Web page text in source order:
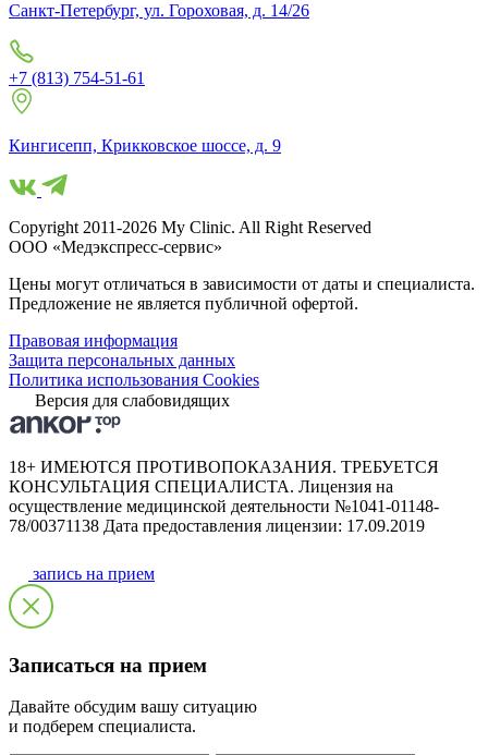
Санкт-Петербург, ул. Гороховая, д. 14/26
+7 (813) 754-51-61
Кингисепп, Крикковское шоссе, д. 9
Copyright 2011-2026 My Clinic. All Right Reserved
ООО «Медэкспресс-сервис»
Цены могут отличаться в зависимости от даты и специалиста.
Предложение не является публичной офертой.
Правовая информация
Защита персональных данных
Политика использования Cookies
Версия для слабовидящих
18+ ИМЕЮТСЯ ПРОТИВОПОКАЗАНИЯ. ТРЕБУЕТСЯ
КОНСУЛЬТАЦИЯ СПЕЦИАЛИСТА. Лицензия на
осуществление медицинской деятельности №1041-01148-
78/00371138 Дата предоставления лицензии: 17.09.2019
запись на прием
Записаться на прием
Давайте обсудим вашу ситуацию
и подберем специалиста.